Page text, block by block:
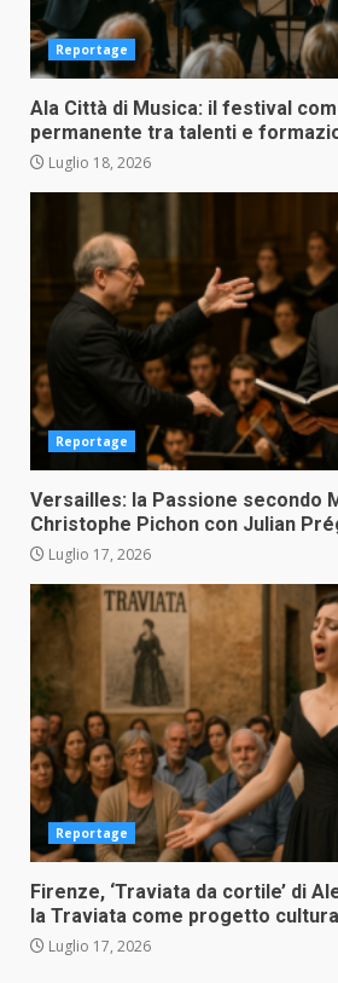
Reportage
Ala Città di Musica: il festival
permanente tra talenti e
Luglio 18, 2026
Reportage
Versailles: la Passione secondo
Christophe Pichon con Julian
Luglio 17, 2026
Reportage
Firenze, ‘Traviata da cortile’ di
la Traviata come progetto
Luglio 17, 2026